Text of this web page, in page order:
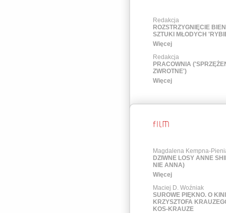
Redakcja
ROZSTRZYGNIĘCIE
SZTUKI MŁODYCH
Więcej
Redakcja
PRACOWNIA
ZWROTNE')
Więcej
Magdalena Kempna-
DZIWNE LOSY ANNE
NIE ANNA)
Więcej
Maciej D. Woźniak
SUROWE PIĘKNO. O
KRZYSZTOFA
KOS-KRAUZE